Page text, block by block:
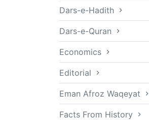
Dars-e-Hadith
Dars-e-Quran
Economics
Editorial
Eman Afroz Waqeyat
Facts From History